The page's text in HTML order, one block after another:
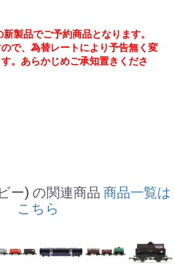
製品でご予約商品となります。
で、為替レートにより予告無く変
。あらかじめご承知置きくださ
ー) の関連商品 商品一覧は
こちら